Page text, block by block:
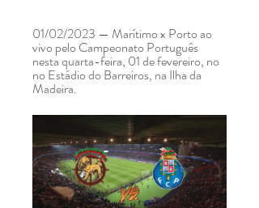
01/02/2023 — Marítimo x Porto ao
vivo pelo Campeonato Português
nesta quarta-feira, 01 de fevereiro, no
no Estádio do Barreiros, na Ilha da
Madeira.